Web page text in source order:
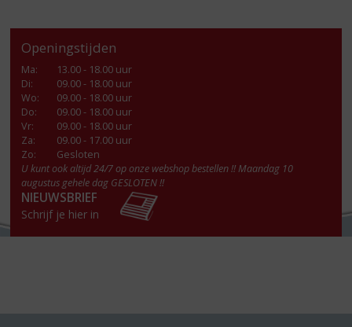
Openingstijden
Ma:
13.00 - 18.00 uur
Di:
09.00 - 18.00 uur
Wo:
09.00 - 18.00 uur
Do:
09.00 - 18.00 uur
Vr:
09.00 - 18.00 uur
Za:
09.00 - 17.00 uur
Zo:
Gesloten
U kunt ook altijd 24/7 op onze webshop bestellen !! Maandag 10
augustus gehele dag GESLOTEN !!
NIEUWSBRIEF
Schrijf je hier in